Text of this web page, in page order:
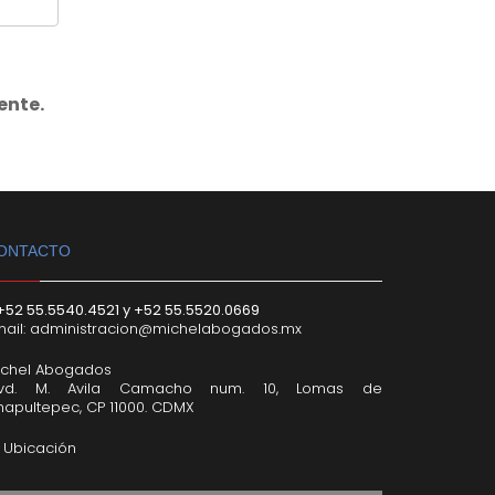
55.5540.4521 y +52 55.5520.0669
administracion@michelabogados.mx
Abogados
M. Avila Camacho num. 10, Lomas de
CP 11000. CDMX
Ubicación